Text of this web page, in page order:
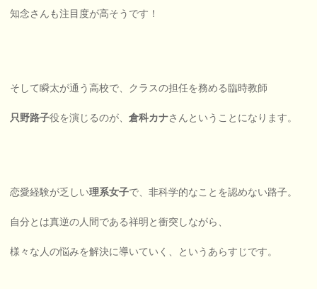
知念さんも注目度が高そうです！
そして瞬太が通う高校で、クラスの担任を務める臨時教師
只野路子役を演じるのが、倉科カナさんということになります。
恋愛経験が乏しい理系女子で、非科学的なことを認めない路子。
自分とは真逆の人間である祥明と衝突しながら、
様々な人の悩みを解決に導いていく、というあらすじです。